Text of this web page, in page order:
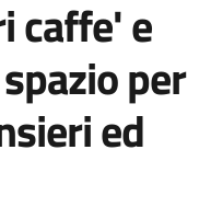
caffe' e
per
ed